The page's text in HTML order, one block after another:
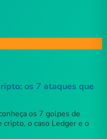
os 7 ataques que
os 7 golpes de
o caso Ledger e o